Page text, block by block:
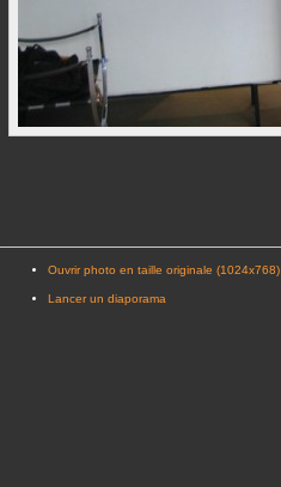
Ouvrir photo en taille originale (1024x768)
Lancer un diaporama